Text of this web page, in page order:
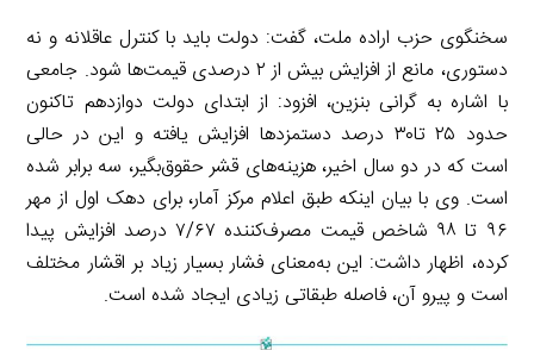
سخنگوی حزب اراده ملت، گفت: دولت باید با کنترل عاقلانه و نه
دستوری، مانع از افزایش بیش از ۲ درصدی قیمت‌ها شود. جامعی
با اشاره به گرانی بنزین، افزود: از ابتدای دولت دوازدهم تاکنون
حدود ۲۵ تا۳۰ درصد دستمزدها افزایش یافته و این در حالی
است که در دو سال اخیر، هزینه‌های قشر حقوق‌بگیر، سه برابر شده
است. وی با بیان اینکه طبق اعلام مرکز آمار، برای دهک اول از مهر
۹۶ تا ۹۸ شاخص قیمت مصرف‌کننده ۷/۶۷ درصد افزایش پیدا
کرده، اظهار داشت: این به‌معنای فشار بسیار زیاد بر اقشار مختلف
است و پیرو آن، فاصله طبقاتی زیادی ایجاد شده است.